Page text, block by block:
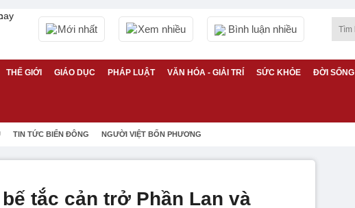
Mới nhất Xem nhiều Bình luận nhiều
THẾ GIỚI GIÁO DỤC PHÁP LUẬT VĂN HÓA - GIẢI TRÍ SỨC KHỎE ĐỜI SỐNG
TIN TỨC BIỂN ĐÔNG NGƯỜI VIỆT BỐN PHƯƠNG
tắc cản trở Phần Lan và